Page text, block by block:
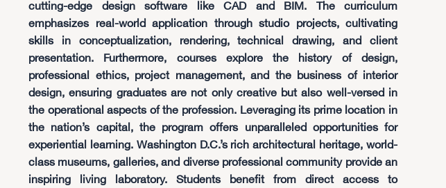
cutting-edge design software like CAD and BIM. The curriculum
emphasizes real-world application through studio projects, cultivating
skills in conceptualization, rendering, technical drawing, and client
presentation. Furthermore, courses explore the history of design,
professional ethics, project management, and the business of interior
design, ensuring graduates are not only creative but also well-versed in
the operational aspects of the profession. Leveraging its prime location in
the nation’s capital, the program offers unparalleled opportunities for
experiential learning. Washington D.C.’s rich architectural heritage, world-
class museums, galleries, and diverse professional community provide an
inspiring living laboratory. Students benefit from direct access to